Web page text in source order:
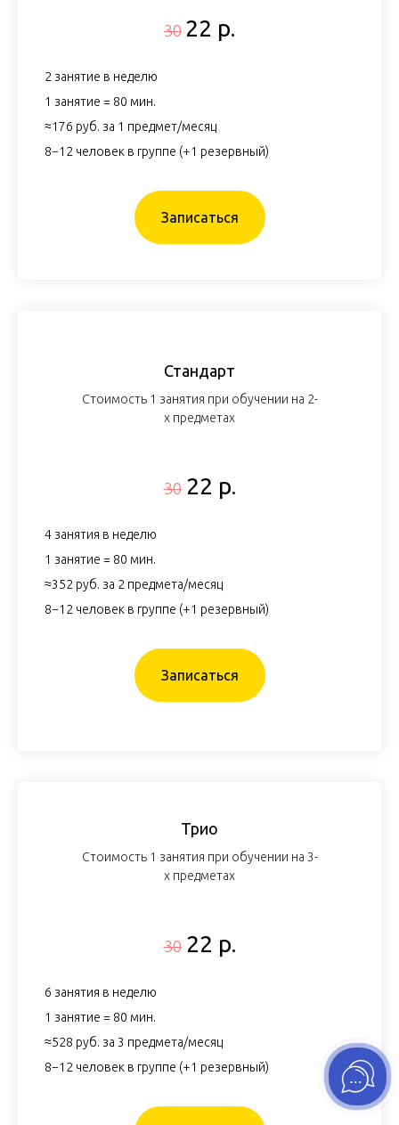
30 22 р.
2 занятие в неделю
1 занятие = 80 мин.
≈176 руб. за 1 предмет/месяц
8−12 человек в группе (+1 резервный)
Записаться
Стандарт
Стоимость 1 занятия при обучении на 2-
х предметах
30 22 р.
4 занятия в неделю
1 занятие = 80 мин.
≈352 руб. за 2 предмета/месяц
8−12 человек в группе (+1 резервный)
Записаться
Трио
Стоимость 1 занятия при обучении на 3-
х предметах
30 22 р.
6 занятия в неделю
1 занятие = 80 мин.
≈528 руб. за 3 предмета/месяц
8−12 человек в группе (+1 резервный)